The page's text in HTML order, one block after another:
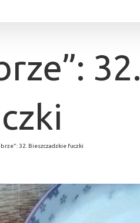
32.
32. Bieszczadzkie fuczki